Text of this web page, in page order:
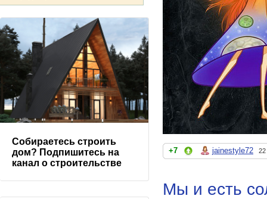
+7 jainestyle72 22
Мы и есть
Собираетесь строить
дом? Подпишитесь на
канал о строительстве